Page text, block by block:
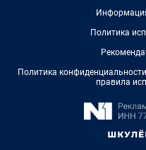
Политика
Политика
правила